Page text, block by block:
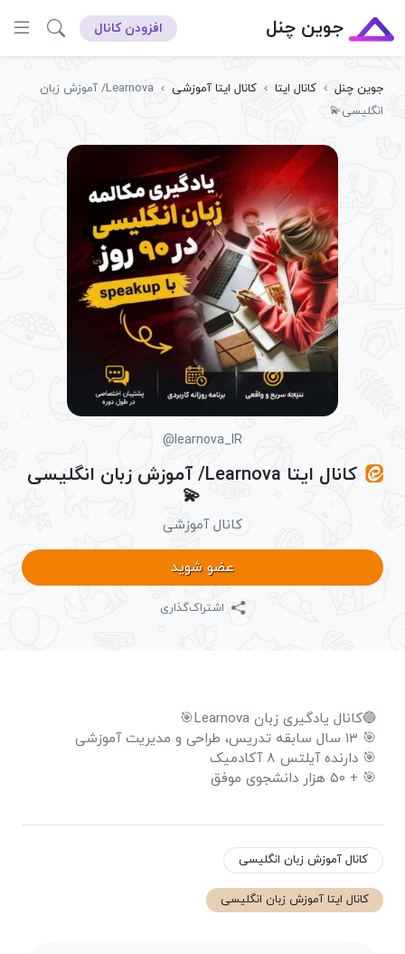
جوین چنل افزودن کانال
جوین چنل › کانال ایتا › کانال ایتا آموزشی ›
Learnova/ آموزش زبان
انگلیسی💫
@learnova_IR
کانال ایتا Learnova/ آموزش زبان انگلیسی
💫
کانال آموزشی
عضو شوید
اشتراک‌گذاری
🔵کانال یادگیری زبان Learnova🎯
🎯 ۱۳ سال سابقه تدریس، طراحی و مدیریت آموزشی
🎯 دارنده آیلتس ۸ آکادمیک
🎯 + ۵۰ هزار دانشجوی موفق
کانال آموزش زبان انگلیسی
کانال ایتا آموزش زبان انگلیسی